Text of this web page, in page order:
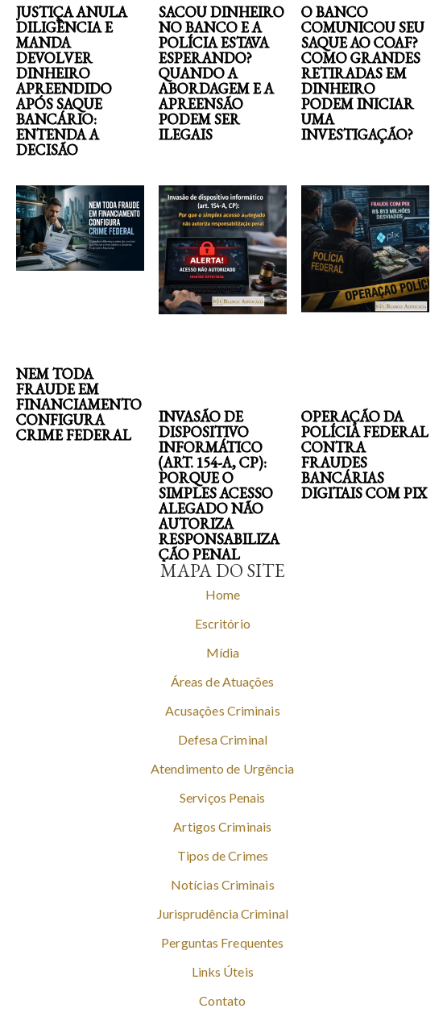
JUSTIÇA ANULA
DILIGÊNCIA E
MANDA
DEVOLVER
DINHEIRO
APREENDIDO
APÓS SAQUE
BANCÁRIO:
ENTENDA A
DECISÃO
SACOU DINHEIRO
NO BANCO E A
POLÍCIA ESTAVA
ESPERANDO?
QUANDO A
ABORDAGEM E A
APREENSÃO
PODEM SER
ILEGAIS
O BANCO
COMUNICOU SEU
SAQUE AO COAF?
COMO GRANDES
RETIRADAS EM
DINHEIRO
PODEM INICIAR
UMA
INVESTIGAÇÃO?
NEM TODA
FRAUDE EM
FINANCIAMENTO
CONFIGURA
CRIME FEDERAL
INVASÃO DE
DISPOSITIVO
INFORMÁTICO
(ART. 154-A, CP):
PORQUE O
SIMPLES ACESSO
ALEGADO NÃO
AUTORIZA
RESPONSABILIZA
ÇÃO PENAL
OPERAÇÃO DA
POLÍCIA FEDERAL
CONTRA
FRAUDES
BANCÁRIAS
DIGITAIS COM PIX
MAPA DO SITE
Home
Escritório
Mídia
Áreas de Atuações
Acusações Criminais
Defesa Criminal
Atendimento de Urgência
Serviços Penais
Artigos Criminais
Tipos de Crimes
Notícias Criminais
Jurisprudência Criminal
Perguntas Frequentes
Links Úteis
Contato